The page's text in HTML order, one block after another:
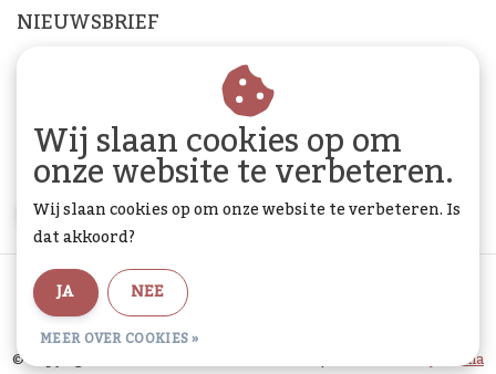
NIEUWSBRIEF
Abonneer je op onze nieuwsbrief om op de hoogte te
ABONNEER
Algemene voorwaarden
© Copyright 2026 - De Woon Cadeau Winkel | RealisatieInStijl Media
Wij slaan cookies op om
onze website te verbeteren.
Wij slaan cookies op om onze website te verbeteren. Is
dat akkoord?
JA
NEE
MEER OVER COOKIES »